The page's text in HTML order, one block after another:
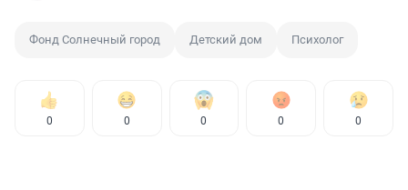
Фонд Солнечный город Детский дом Психолог
0 0 0 0 0